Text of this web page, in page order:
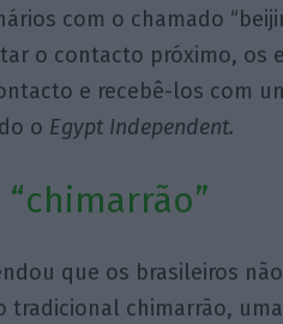
com o chamado
o contacto próximo, os
e recebê-los com
o Egypt Independent.
que os brasileiros
tradicional chimarrão,